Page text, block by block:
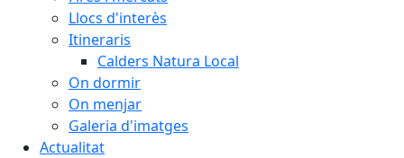
Llocs d'interès
Itineraris
Calders Natura Local
On dormir
On menjar
Galeria d'imatges
Actualitat